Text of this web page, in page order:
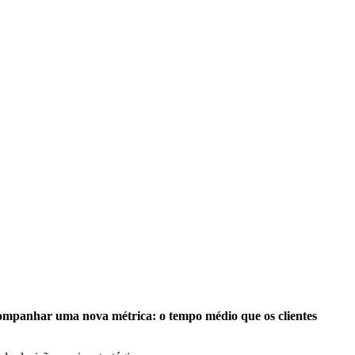
uma nova métrica: o tempo médio que os clientes